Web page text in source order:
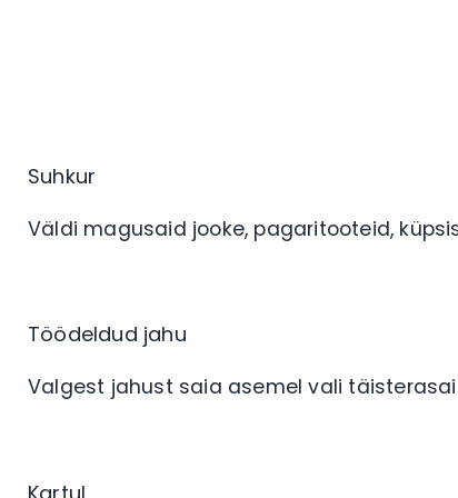
Suhkur
Väldi magusaid jooke, pagaritooteid,
Töödeldud jahu
Valgest jahust saia asemel vali